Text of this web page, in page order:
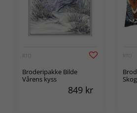
RTO
Broderipakke Bilde
Vårens kyss
849 kr
RTO